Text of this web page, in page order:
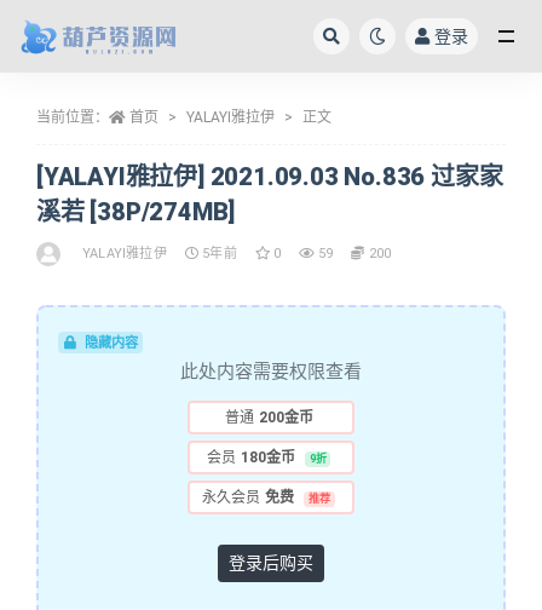
登录
当前位置： 首页 YALAYI雅拉伊 正文
[YALAYI雅拉伊] 2021.09.03 No.836 过家家
溪若 [38P/274MB]
YALAYI雅拉伊 5年前 0 59 200
隐藏内容
此处内容需要权限查看
普通 200金币
会员 180金币 9折
永久会员 免费 推荐
登录后购买